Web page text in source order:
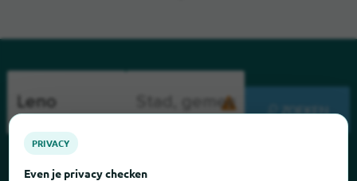
ZOEKEN
PRIVACY
Even je privacy checken